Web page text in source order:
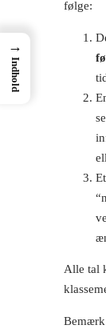
følge:
Alle tal
→
Indhold